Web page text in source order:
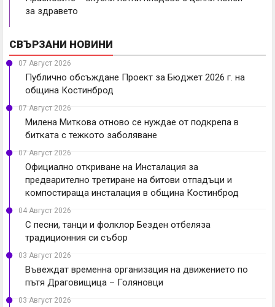
за здравето
СВЪРЗАНИ НОВИНИ
07 Август 2026
Публично обсъждане Проект за Бюджет 2026 г. на
община Костинброд
07 Август 2026
Милена Миткова отново се нуждае от подкрепа в
битката с тежкото заболяване
07 Август 2026
Официално откриване на Инсталация за
предварително третиране на битови отпадъци и
компостираща инсталация в община Костинброд
04 Август 2026
С песни, танци и фолклор Безден отбеляза
традиционния си събор
03 Август 2026
Въвеждат временна организация на движението по
пътя Драговищица – Голяновци
03 Август 2026